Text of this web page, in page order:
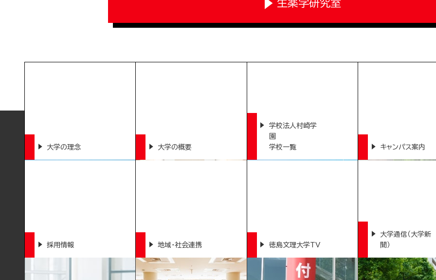
生薬学研究室
大学の理念 大学の概要
学校法人村崎学
園
学校一覧
キャンパス案内
採用情報 地域・社会連携 徳島文理大学TV
大学通信（大学新
聞）